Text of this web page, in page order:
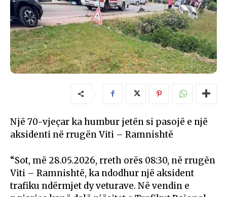
Një 70-vjeçar ka humbur jetën si pasojë e një
aksidenti në rrugën Viti – Ramnishtë
“Sot, më 28.05.2026, rreth orës 08:30, në rrugën
Viti – Ramnishtë, ka ndodhur një aksident
trafiku ndërmjet dy veturave. Në vendin e